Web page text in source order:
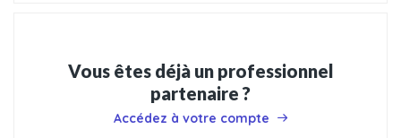
Vous êtes déjà un professionnel
partenaire ?
Accédez à votre compte